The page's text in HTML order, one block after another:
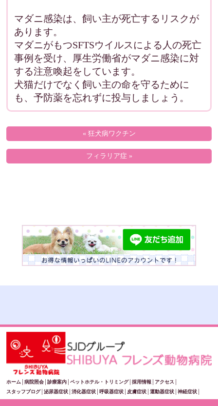
マダニ感染は、飼い主が死亡するリスクが
あります。
マダニがもつSFTSウイルスによる人の死亡
事例を受け、厚生労働省がマダニ感染に対
する注意喚起をしています。
犬猫だけでなく飼い主の命を守るために
も、予防薬を忘れずに投与しましょう。
« 狂犬病ワクチン
フィラリア症 »
ホーム │病院照会 │診療案内 │ペットホテル・トリミング│採用情報 アクセス
スタッフブログ│泌尿器症状 │消化器症状 呼吸器症状 皮膚症状 │運動器症状 │神経症状